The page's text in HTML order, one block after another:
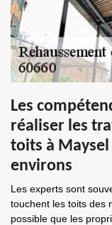
Les
réaliser les
toits à Maysel
environs
Les experts sont
touchent les toits des
possible que les